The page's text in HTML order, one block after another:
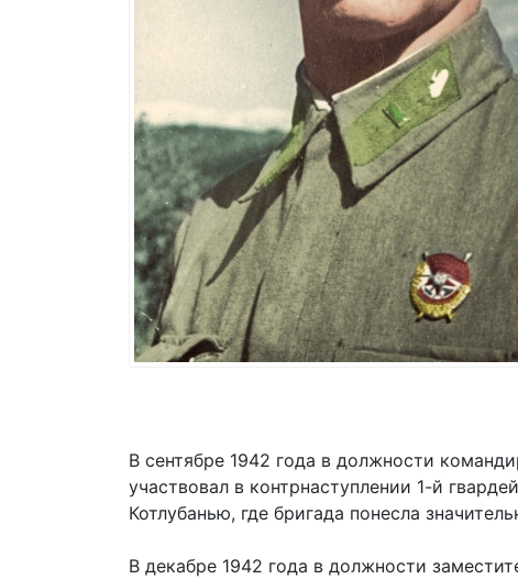
В сентябре 1942 года в должности
участвовал в контрнаступлении 1-й
Котлубанью, где бригада понесла
В декабре 1942 года в должности